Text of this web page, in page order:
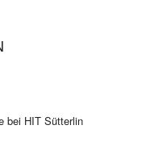
bei HIT Sütterlin